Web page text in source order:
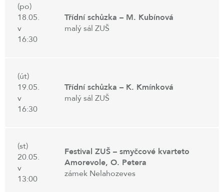
(po)
18.05.
v
16:30
Třídní schůzka – M. Kubínová
malý sál ZUŠ
(út)
19.05.
v
16:30
Třídní schůzka – K. Kmínková
malý sál ZUŠ
(st)
20.05.
v
13:00
Festival ZUŠ – smyčcové kvarteto
Amorevole, O. Petera
zámek Nelahozeves